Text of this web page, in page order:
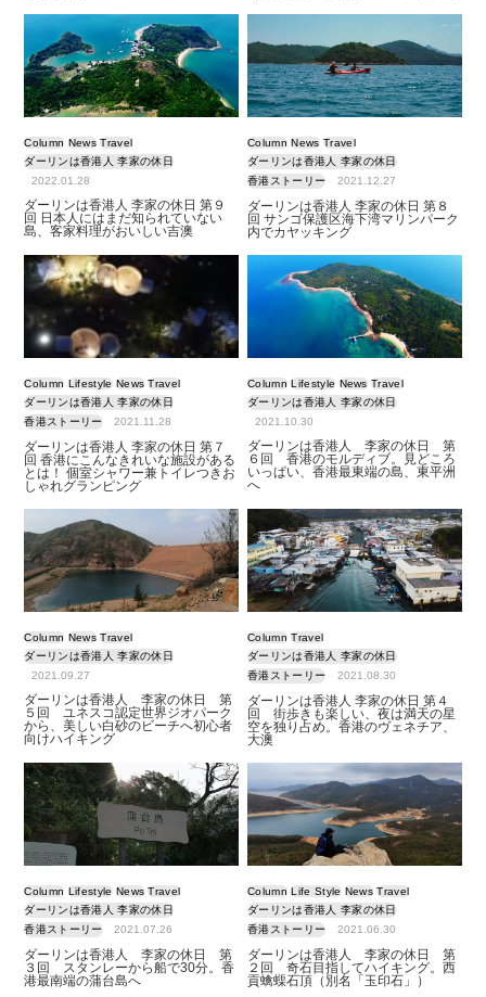
Column News Travel
ダーリンは香港人 李家の休日
2022.01.28
ダーリンは香港人 李家の休日 第９
回 日本人にはまだ知られていない
島、客家料理がおいしい吉澳
Column News Travel
ダーリンは香港人 李家の休日
香港ストーリー
2021.12.27
ダーリンは香港人 李家の休日 第８
回 サンゴ保護区海下湾マリンパーク
内でカヤッキング
Column Lifestyle News Travel
ダーリンは香港人 李家の休日
香港ストーリー
2021.11.28
ダーリンは香港人 李家の休日 第７
回 香港にこんなきれいな施設がある
とは！ 個室シャワー兼トイレつきお
しゃれグランピング
Column Lifestyle News Travel
ダーリンは香港人 李家の休日
2021.10.30
ダーリンは香港人 李家の休日 第
６回 香港のモルディブ。見どころ
いっぱい、香港最東端の島、東平洲
へ
Column News Travel
ダーリンは香港人 李家の休日
2021.09.27
ダーリンは香港人 李家の休日 第
５回 ユネスコ認定世界ジオパーク
から、美しい白砂のビーチへ初心者
向けハイキング
Column Travel
ダーリンは香港人 李家の休日
香港ストーリー
2021.08.30
ダーリンは香港人 李家の休日 第４
回 街歩きも楽しい、夜は満天の星
空を独り占め。香港のヴェネチア、
大澳
Column Lifestyle News Travel
ダーリンは香港人 李家の休日
香港ストーリー
2021.07.26
ダーリンは香港人 李家の休日 第
３回 スタンレーから船で30分。香
港最南端の蒲台島へ
Column Life Style News Travel
ダーリンは香港人 李家の休日
香港ストーリー
2021.06.30
ダーリンは香港人 李家の休日 第
２回 奇石目指してハイキング。西
貢蠄蟝石頂（別名「玉印石」）